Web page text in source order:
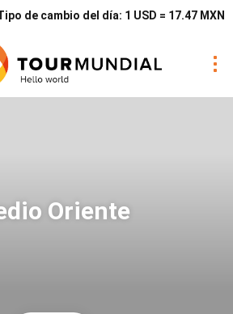
de cambio del día: 1 USD = 17.47 MXN
Oriente